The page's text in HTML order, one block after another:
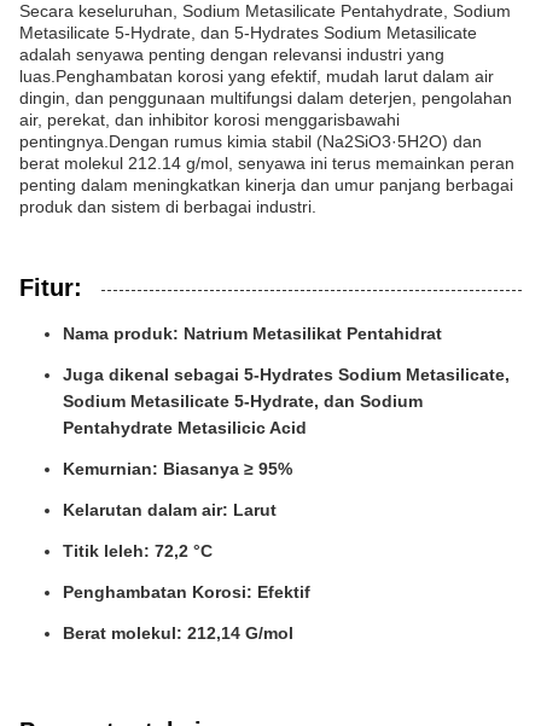
Secara keseluruhan, Sodium Metasilicate Pentahydrate, Sodium
Metasilicate 5-Hydrate, dan 5-Hydrates Sodium Metasilicate
adalah senyawa penting dengan relevansi industri yang
luas.Penghambatan korosi yang efektif, mudah larut dalam air
dingin, dan penggunaan multifungsi dalam deterjen, pengolahan
air, perekat, dan inhibitor korosi menggarisbawahi
pentingnya.Dengan rumus kimia stabil (Na2SiO3·5H2O) dan
berat molekul 212.14 g/mol, senyawa ini terus memainkan peran
penting dalam meningkatkan kinerja dan umur panjang berbagai
produk dan sistem di berbagai industri.
Fitur:
Nama produk: Natrium Metasilikat Pentahidrat
Juga dikenal sebagai 5-Hydrates Sodium Metasilicate,
Sodium Metasilicate 5-Hydrate, dan Sodium
Pentahydrate Metasilicic Acid
Kemurnian: Biasanya ≥ 95%
Kelarutan dalam air: Larut
Titik leleh: 72,2 °C
Penghambatan Korosi: Efektif
Berat molekul: 212,14 G/mol